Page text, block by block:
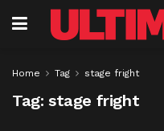
Home Tag stage fright
Tag: stage fright